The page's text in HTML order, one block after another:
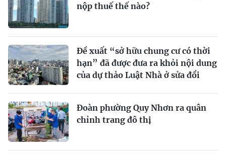
nộp thuế thế nào?
Đề xuất “sở hữu chung cư có thời
hạn” đã được đưa ra khỏi nội dung
của dự thảo Luật Nhà ở sửa đổi
Đoàn phường Quy Nhơn ra quân
chỉnh trang đô thị